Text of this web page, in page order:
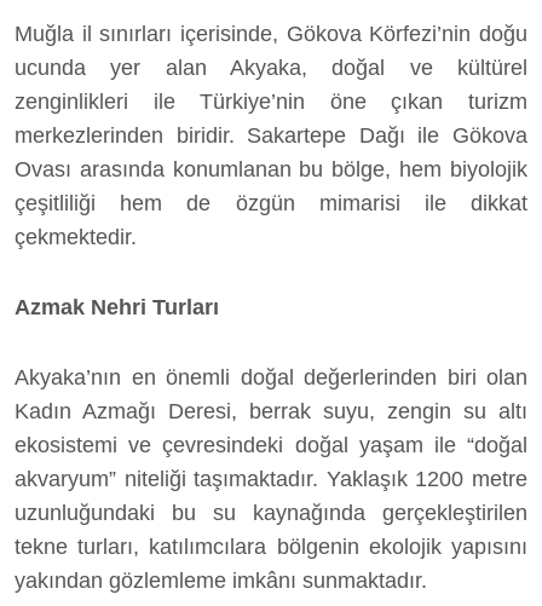
Muğla il sınırları içerisinde, Gökova Körfezi’nin doğu
ucunda yer alan Akyaka, doğal ve kültürel
zenginlikleri ile Türkiye’nin öne çıkan turizm
merkezlerinden biridir. Sakartepe Dağı ile Gökova
Ovası arasında konumlanan bu bölge, hem biyolojik
çeşitliliği hem de özgün mimarisi ile dikkat
çekmektedir.
Azmak Nehri Turları
Akyaka’nın en önemli doğal değerlerinden biri olan
Kadın Azmağı Deresi, berrak suyu, zengin su altı
ekosistemi ve çevresindeki doğal yaşam ile “doğal
akvaryum” niteliği taşımaktadır. Yaklaşık 1200 metre
uzunluğundaki bu su kaynağında gerçekleştirilen
tekne turları, katılımcılara bölgenin ekolojik yapısını
yakından gözlemleme imkânı sunmaktadır.